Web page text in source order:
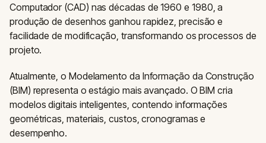
Computador (CAD) nas décadas de 1960 e 1980, a
produção de desenhos ganhou rapidez, precisão e
facilidade de modificação, transformando os processos de
projeto.
Atualmente, o Modelamento da Informação da Construção
(BIM) representa o estágio mais avançado. O BIM cria
modelos digitais inteligentes, contendo informações
geométricas, materiais, custos, cronogramas e
desempenho.